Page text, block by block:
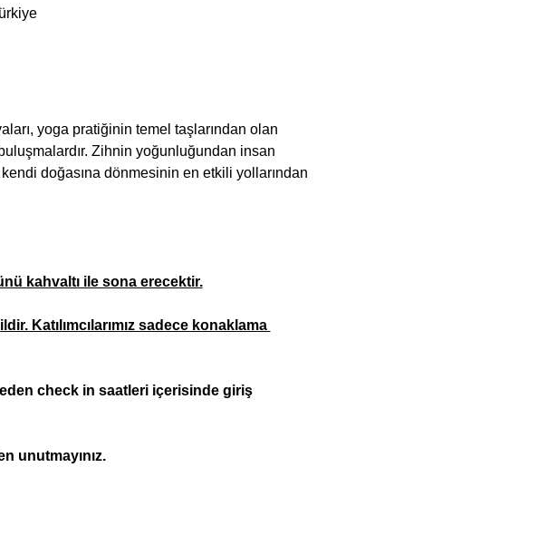
yoga pratiğinin temel taşlarından olan
Zihnin yoğunluğundan insan
doğasına dönmesinin en etkili yollarından
kahvaltı ile sona erecektir.
Katılımcılarımız sadece konaklama
check in saatleri içerisinde giriş
unutmayınız.